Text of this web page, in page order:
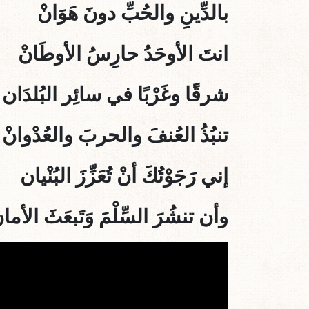
بالدِّينِ والحُبِّ دونَ هَوَانْ
انتَ الأوحَدُ حارِسُ الأوطَانْ
شرقًا وغَرْبًا في سائِر البُلدَان
تنبُذُ العُنفَ والحربَ والعُدْوانْ
إني رَجَوْتُكَ أنْ تُعَزِّزَ البُنْيان
وأن تنشُرَ السِّلْمَ وَتَبعَثَ